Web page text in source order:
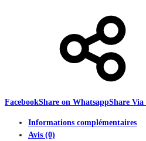
FacebookShare on WhatsappShare
Informations complémentaires
Avis (0)